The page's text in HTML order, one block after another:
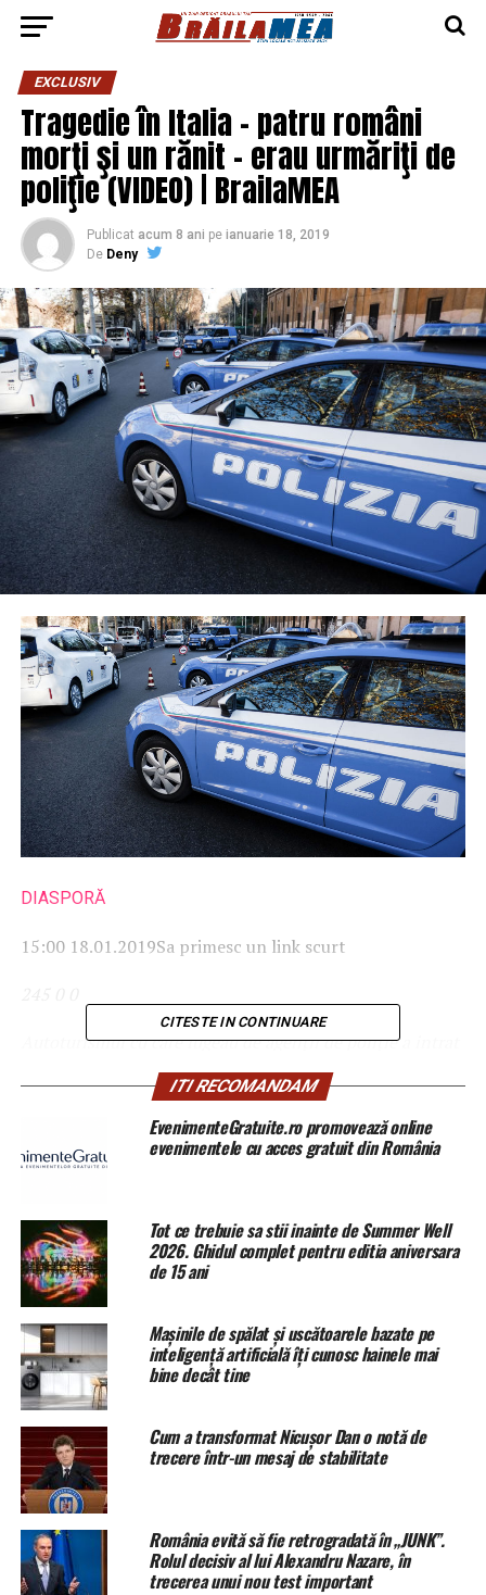
EXCLUSIV
Tragedie în Italia – patru români
morţi şi un rănit – erau urmăriţi de
poliţie (VIDEO) | BrailaMEA
Publicat acum 8 ani pe ianuarie 18, 2019
De Deny
DIASPORĂ
15:00 18.01.2019Sa primesc un link scurt
Autoturismul cu care fugeau de agenţii de poliţie a intrat
în coliziune cu un autocamion – totul s-a petrecut în
sudul Italiei.
BUCUREȘTI, 18 ian – Sputnik.Accidentul s-a produs în
regiunea Campania, la nord de oraşul Napoli, pe drumul
Alvignano.
Mai exact, şeferul unui vehicul Skoda a refuzat să
oprească la semnalele agenţilor de poliţie. Oamenii legii
au început să urmărească maşina.
Şoferul maşinii Skoda, probabil inspirat de filmele
vizionate în viaţa sa, a încercat, după 20 de kilometri, să
Socoteala de acasă nu s-a potrivit cu cea de pe şosea,
fiindcă din sens opus venea un alt vehicul, aşa că, pentru
a-l evita, şoferul autoturismului Skoda a intrat sub
autocamionul pe care încerca să-l depăşească, precizează
mediafax.ro
CITESTE IN CONTINUARE
ITI RECOMANDAM
EvenimenteGratuite.ro promovează online
evenimentele cu acces gratuit din România
Tot ce trebuie sa stii inainte de Summer Well
2026. Ghidul complet pentru editia aniversara
de 15 ani
Mașinile de spălat și uscătoarele bazate pe
inteligență artificială îți cunosc hainele mai
bine decât tine
Cum a transformat Nicușor Dan o notă de
trecere într-un mesaj de stabilitate
România evită să fie retrogradată în „JUNK”.
Rolul decisiv al lui Alexandru Nazare, în
trecerea unui nou test important